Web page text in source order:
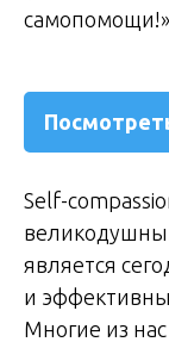
самопомощи!»
Self-
является
и
Многие из